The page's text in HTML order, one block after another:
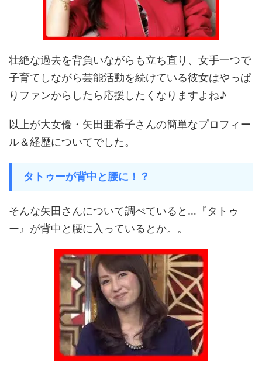
壮絶な過去を背負いながらも立ち直り、女手一つで
子育てしながら芸能活動を続けている彼女はやっぱ
りファンからしたら応援したくなりますよね♪
以上が大女優・矢田亜希子さんの簡単なプロフィー
ル＆経歴についてでした。
タトゥーが背中と腰に！？
そんな矢田さんについて調べていると…『タトゥ
ー』が背中と腰に入っているとか。。